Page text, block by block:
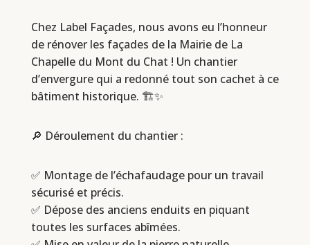
Chez Label Façades, nous avons eu l’honneur
de rénover les façades de la Mairie de La
Chapelle du Mont du Chat ! Un chantier
d’envergure qui a redonné tout son cachet à ce
bâtiment historique. 🏗️✨
🔎 Déroulement du chantier :
✅ Montage de l’échafaudage pour un travail
sécurisé et précis.
✅ Dépose des anciens enduits en piquant
toutes les surfaces abîmées.